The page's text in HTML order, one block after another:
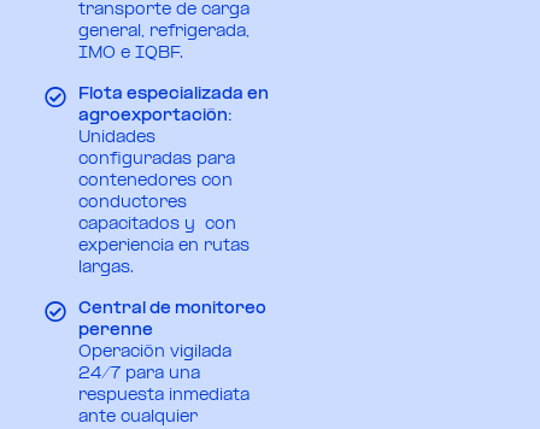
transporte de carga
general, refrigerada,
IMO e IQBF.
Flota especializada en
agroexportación:
Unidades
configuradas para
contenedores con
conductores
capacitados y con
experiencia en rutas
largas.
Central de monitoreo
perenne
Operación vigilada
24/7 para una
respuesta inmediata
ante cualquier